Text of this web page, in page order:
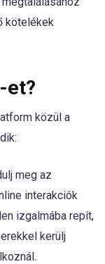
kötelékek
et?
közül a
meg az
interakciók
izgalmába repít,
kerülj